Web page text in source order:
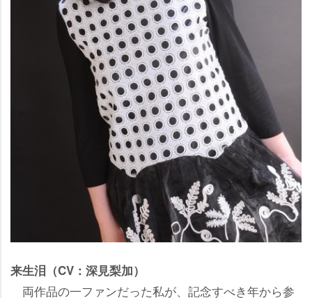
来生泪（CV：深見梨加）
両作品の一ファンだった私が、記念すべき年から参